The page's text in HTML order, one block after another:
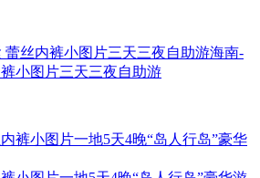
海南-
小图片三天三夜自助游